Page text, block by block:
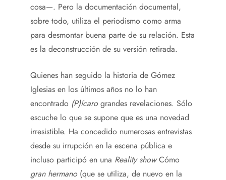
cosa—. Pero la documentación documental,
sobre todo, utiliza el periodismo como arma
para desmontar buena parte de su relación. Esta
es la deconstrucción de su versión retirada.
Quienes han seguido la historia de Gómez
Iglesias en los últimos años no lo han
encontrado (P)ícarograndes revelaciones. Sólo
escuche lo que se supone que es una novedad
irresistible. Ha concedido numerosas entrevistas
desde su irrupción en la escena pública e
incluso participó en una Reality showCómo
gran hermano (que se utiliza, de nuevo en la